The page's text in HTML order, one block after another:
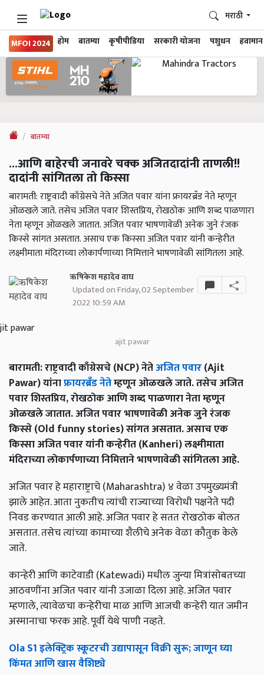
MFOI 2024 होम बातम्या कृषीपीडिया सरकारी योजना पशुधन हवामान
मराठी
बातम्या
...आणि बाहेरची जनावरे चक्क अजितदादांनी ताणली!!
दादांनी सांगितला तो किस्सा
बारामती: राष्ट्रवादी काँग्रेसचे नेते अजित पवार यांना फ्रायरब्रँड नेते म्हणून
ओळखले जाते. तसेच अजित पवार शिस्तप्रिय, रोखठोक आणि शब्द पाळणारा
नेता म्हणून ओळखले जातात. अजित पवार भाषणावेळी अनेक जुने रंजक
किस्से सांगत असतात. असाच एक किस्सा अजित पवार यांनी कन्हेरीत
लक्ष्मीमाता मंदिराच्या लोकार्पणाच्या निमित्ताने भाषणावेळी सांगितला आहे.
ऋषिकेश महादेव वाघ
Updated on Friday, 02 September
2022 10:59 AM
ajit pawar
बारामती: राष्ट्रवादी काँग्रेसचे (NCP) नेतेअजित पवार(Ajit
Pawar) यांनाफ्रायरब्रँड नेतेम्हणून ओळखले जाते. तसेच अजित
पवार शिस्तप्रिय, रोखठोक आणि शब्द पाळणारा नेता म्हणून
ओळखले जातात. अजित पवार भाषणावेळी अनेक जुने रंजक
किस्से (Old funny stories) सांगत असतात. असाच एक
किस्सा अजित पवार यांनी कन्हेरीत (Kanheri) लक्ष्मीमाता
मंदिराच्या लोकार्पणाच्या निमित्ताने भाषणावेळी सांगितला आहे.
अजित पवार हे महाराष्ट्राचे (Maharashtra) ४ वेळा उपमुख्यमंत्री
झाले आहेत. आता नुकतीच त्यांची राज्याच्या विरोधी पक्षनेते पदी
निवड करण्यात आली आहे. अजित पवार हे सतत रोखठोक बोलत
असतात. तसेच त्यांच्या कामाच्या शैलीचे अनेक वेळा कौतुक केले
जाते.
कान्हेरी आणि काटेवाडी (Katewadi) मधील जुन्या मित्रांसोबतच्या
आठवणींना अजित पवार यांनी उजाळा दिला आहे. अजित पवार
म्हणाले, त्यावेळचा कन्हेरीचा माळ आणि आजची कन्हेरी यात जमीन
अस्मानाचा फरक आहे. पूर्वी येथे पाणी नव्हते.
Ola S1 इलेक्ट्रिक स्कूटरची उद्यापासून विक्री सुरू; जाणून घ्या
किंमत आणि खास वैशिष्ट्ये